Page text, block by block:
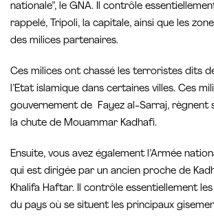
nationale”, le GNA. Il contrôle
rappelé, Tripoli, la capitale, ainsi que les
des milices partenaires.
Ces milices ont chassé les terroristes dits
l’Etat islamique dans certaines villes. Ces
gouvernement de Fayez al-Sarraj, règnent
la chute de Mouammar Kadhafi.
Ensuite, vous avez également l’Armée
qui est dirigée par un ancien proche de
Khalifa Haftar. Il contrôle essentiellement les
du pays où se situent les principaux